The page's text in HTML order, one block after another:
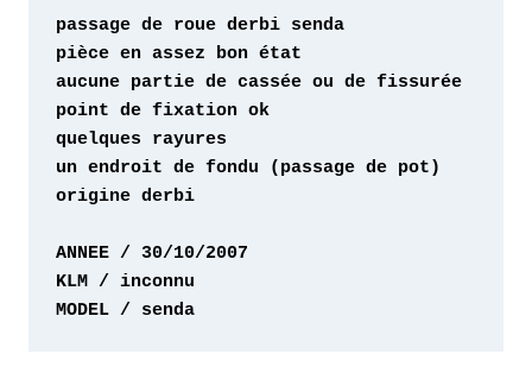
passage de roue derbi senda
origine derbi
MODEL / senda